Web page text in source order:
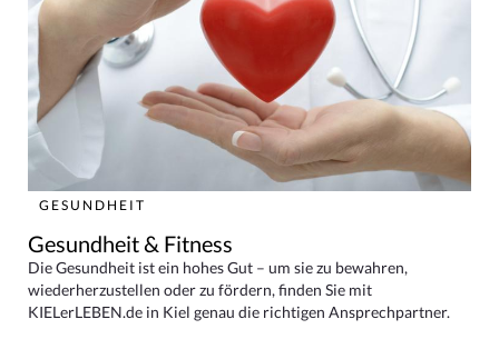
GESUNDHEIT
Gesundheit & Fitness
Die Gesundheit ist ein hohes Gut – um sie zu bewahren,
wiederherzustellen oder zu fördern, finden Sie mit
KIELerLEBEN.de in Kiel genau die richtigen Ansprechpartner.